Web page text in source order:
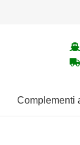
Complementi